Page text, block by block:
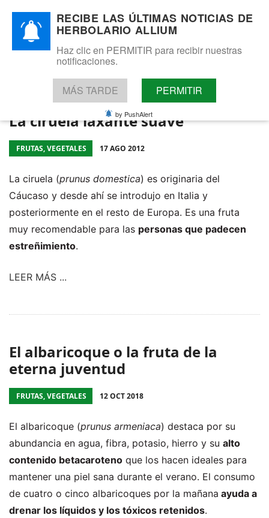
Herbolario Allium
Fitoterapia, complementos dietéticos y cosmética natural.
Tel: 655 025 421 - WhatsApp: 655 025 421
¡Atención! Este sitio usa cookies y
tecnologías similares.
Si no cambia la configuración de su navegador, usted acepta su
uso.Saber más
La ciruela laxante suave
FRUTAS, VEGETALES 17 AGO 2012
La ciruela (prunus domestica) es originaria del
Cáucaso y desde ahí se introdujo en Italia y
posteriormente en el resto de Europa. Es una fruta
muy recomendable para las personas que padecen
estreñimiento.
LEER MÁS ...
El albaricoque o la fruta de la
eterna juventud
FRUTAS, VEGETALES 12 OCT 2018
El albaricoque (prunus armeniaca) destaca por su
abundancia en agua, fibra, potasio, hierro y su alto
contenido betacaroteno que los hacen ideales para
mantener una piel sana durante el verano. El consumo
de cuatro o cinco albaricoques por la mañana ayuda a
drenar los líquidos y los tóxicos retenidos.
RECIBE LAS ÚLTIMAS NOTICIAS DE
HERBOLARIO ALLIUM
Haz clic en PERMITIR para recibir nuestras
notificaciones.
MÁS TARDE PERMITIR
by PushAlert